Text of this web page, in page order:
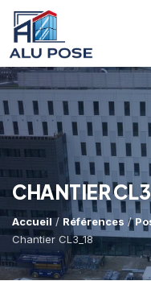
Dépannage Vitrages
Vitrine Magasin
CHANTIER CL3
Accueil/ Références /
Chantier CL3_18